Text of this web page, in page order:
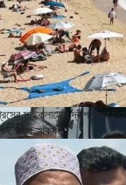
সাইক্লাডেস দ্বীপপুঞ্জের
নতুন আকর্ষণ